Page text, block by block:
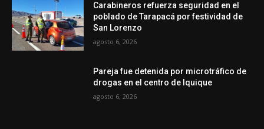
Carabineros refuerza seguridad en el
poblado de Tarapacá por festividad de
San Lorenzo
agosto 6, 2026
Pareja fue detenida por microtráfico de
drogas en el centro de Iquique
agosto 6, 2026